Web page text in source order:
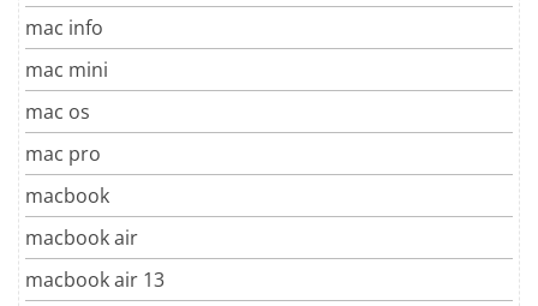
mac info
mac mini
mac os
mac pro
macbook
macbook air
macbook air 13